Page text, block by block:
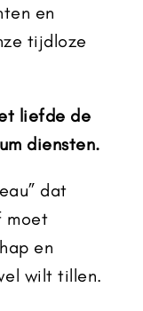
en
tijdloze
liefde de
diensten.
dat
moet
en
wilt tillen.